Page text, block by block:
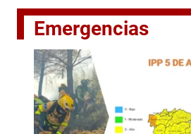
Emergencias